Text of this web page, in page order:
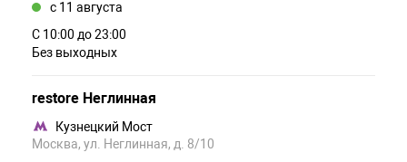
c 11 августа
С 10:00 до 23:00
Без выходных
restore Неглинная
Кузнецкий Мост
Москва, ул. Неглинная, д. 8/10